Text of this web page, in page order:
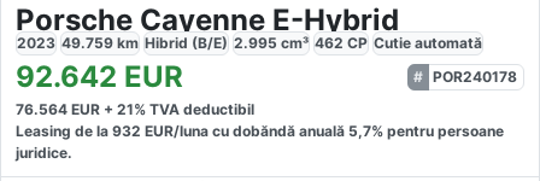
Porsche Cayenne E-Hybrid
2023 49.759 km Hibrid (B/E) 2.995 cm³ 462 CP Cutie automată
92.642 EUR
POR240178
76.564 EUR + 21% TVA deductibil
Leasing de la 932 EUR/luna cu dobăndă anuală 5,7% pentru persoane
juridice.